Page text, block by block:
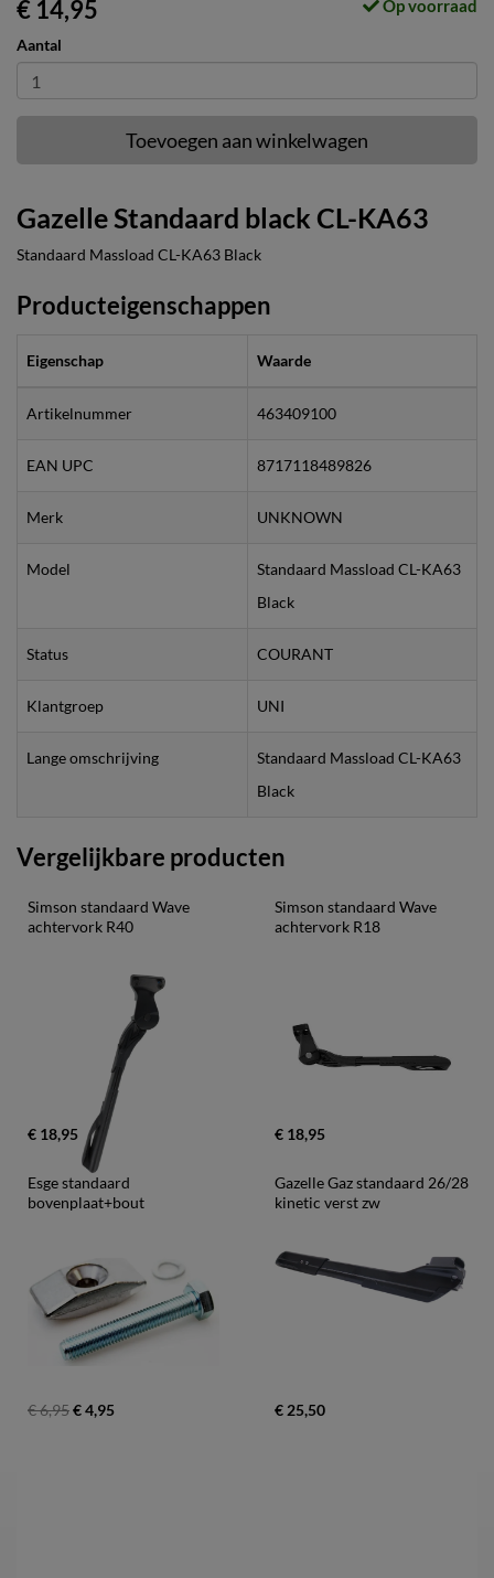
€ 14,95 Op voorraad
Aantal
Toevoegen aan winkelwagen
Gazelle Standaard black CL-KA63
Standaard Massload CL-KA63 Black
Producteigenschappen
Eigenschap Waarde
Artikelnummer 463409100
EAN UPC 8717118489826
Merk UNKNOWN
Model
Standaard Massload CL-KA63
Black
Status COURANT
Klantgroep UNI
Lange omschrijving
Standaard Massload CL-KA63
Black
Vergelijkbare producten
Simson standaard Wave
achtervork R40
€ 18,95
Simson standaard Wave
achtervork R18
€ 18,95
Esge standaard
bovenplaat+bout
€ 6,95€ 4,95
Gazelle Gaz standaard 26/28
kinetic verst zw
€ 25,50